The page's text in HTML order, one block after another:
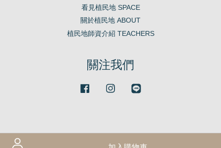
看見植民地 SPACE
關於植民地 ABOUT
植民地師資介紹 TEACHERS
關注我們
Facebook Instagram